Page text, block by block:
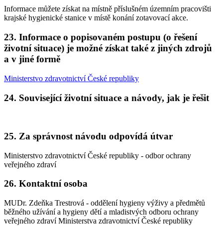
Informace můžete získat na místně příslušném územním pracovišti
krajské hygienické stanice v místě konání zotavovací akce.
23. Informace o popisovaném postupu (o řešení
životní situace) je možné získat také z jiných zdrojů
a v jiné formě
Ministerstvo zdravotnictví České republiky
24. Související životní situace a návody, jak je řešit
25. Za správnost návodu odpovídá útvar
Ministerstvo zdravotnictví České republiky - odbor ochrany
veřejného zdraví
26. Kontaktní osoba
MUDr. Zdeňka Trestrová - oddělení hygieny výživy a předmětů
běžného užívání a hygieny dětí a mladistvých odboru ochrany
veřejného zdraví Ministerstva zdravotnictví České republiky